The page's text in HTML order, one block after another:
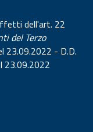
dell'art. 22
del Terzo
23.09.2022 - D.D.
23.09.2022